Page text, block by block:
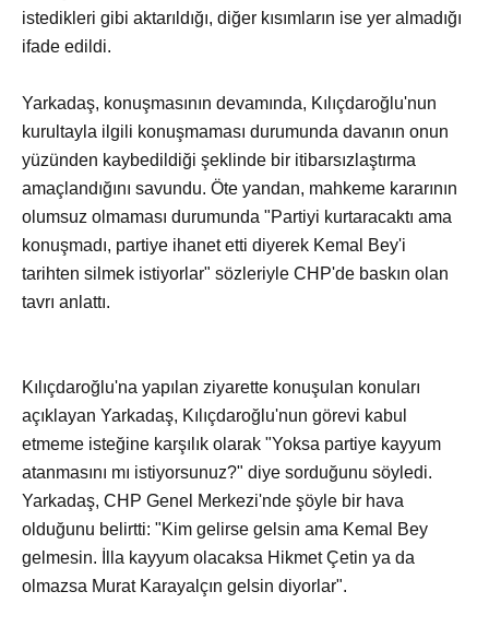
istedikleri gibi aktarıldığı, diğer kısımların ise yer almadığı
ifade edildi.
Yarkadaş, konuşmasının devamında, Kılıçdaroğlu'nun
kurultayla ilgili konuşmaması durumunda davanın onun
yüzünden kaybedildiği şeklinde bir itibarsızlaştırma
amaçlandığını savundu. Öte yandan, mahkeme kararının
olumsuz olmaması durumunda "Partiyi kurtaracaktı ama
konuşmadı, partiye ihanet etti diyerek Kemal Bey'i
tarihten silmek istiyorlar" sözleriyle CHP'de baskın olan
tavrı anlattı.
Kılıçdaroğlu'na yapılan ziyarette konuşulan konuları
açıklayan Yarkadaş, Kılıçdaroğlu'nun görevi kabul
etmeme isteğine karşılık olarak "Yoksa partiye kayyum
atanmasını mı istiyorsunuz?" diye sorduğunu söyledi.
Yarkadaş, CHP Genel Merkezi'nde şöyle bir hava
olduğunu belirtti: "Kim gelirse gelsin ama Kemal Bey
gelmesin. İlla kayyum olacaksa Hikmet Çetin ya da
olmazsa Murat Karayalçın gelsin diyorlar".